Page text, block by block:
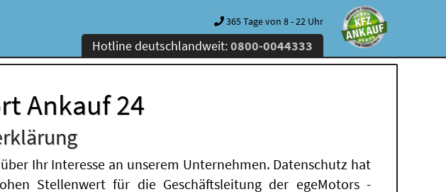
365 Tage von 8 - 22 Uhr
Hotline deutschlandweit:0800-0044333
Ankauf 24
Ihr Interesse an unserem Unternehmen. Datenschutz hat
Stellenwert für die Geschäftsleitung der egeMotors -